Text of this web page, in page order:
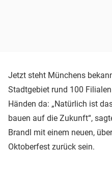
Jetzt steht Münchens
Stadtgebiet rund 100
Händen da: „Natürlich ist
bauen auf die Zukunft“,
Brandl mit einem neuen,
Oktoberfest zurück sein.